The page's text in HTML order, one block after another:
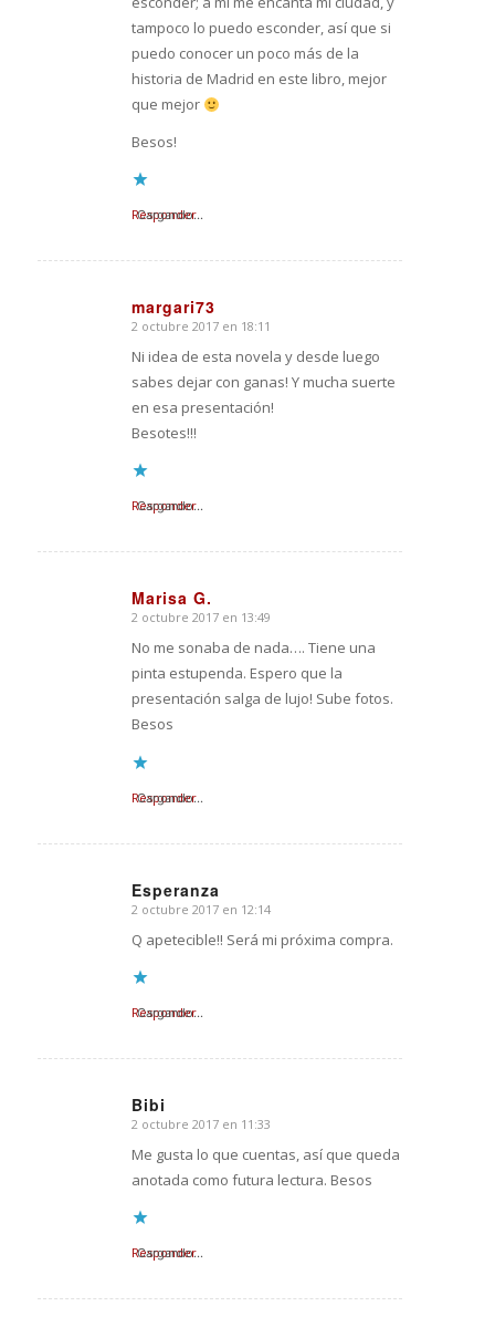
tampoco lo puedo esconder, así que si
puedo conocer un poco más de la
historia de Madrid en este libro, mejor
que mejor
Besos!
Cargando...
Responder
margari73
Dice:
2 octubre 2017 en 18:11
Ni idea de esta novela y desde luego
sabes dejar con ganas! Y mucha suerte
en esa presentación!
Besotes!!!
Cargando...
Responder
Marisa G.
Dice:
2 octubre 2017 en 13:49
No me sonaba de nada…. Tiene una
pinta estupenda. Espero que la
presentación salga de lujo! Sube fotos.
Besos
Cargando...
Responder
Esperanza
Dice:
2 octubre 2017 en 12:14
Q apetecible!! Será mi próxima compra.
Cargando...
Responder
Bibi
Dice:
2 octubre 2017 en 11:33
Me gusta lo que cuentas, así que queda
anotada como futura lectura. Besos
Cargando...
Responder